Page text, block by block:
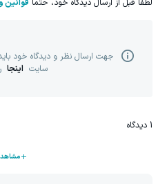
لطفا قبل از ارسال دیدگاه خود، حتما قوانین
جهت ارسال نظر و دیدگاه خود
سایت اینجا
1 دیدگاه